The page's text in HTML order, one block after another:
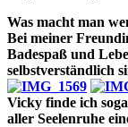
Was macht man
Bei meiner
Badespaß und
selbstverständlich
Vicky finde ich
aller Seelenruhe